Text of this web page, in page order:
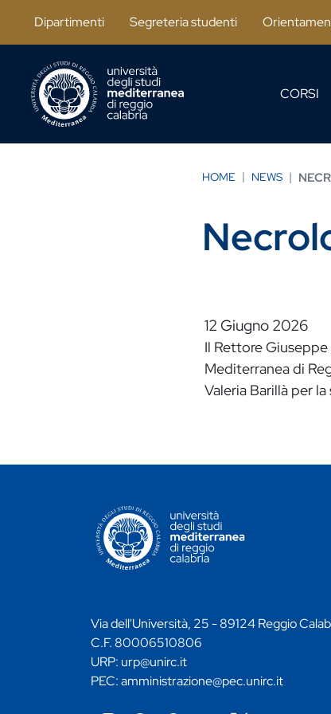
Dipartimenti Segreteria studenti
CORSI
HOME NEWS
12 Giugno 2026
Il Rettore
Mediterranea di
Valeria Barillà per
CONTATTI ATENEO
Via dell'Università, 25 - 89124 Reggio
C.F. 80006510806
URP: urp@unirc.it
PEC:amministrazione@pec.unirc.it